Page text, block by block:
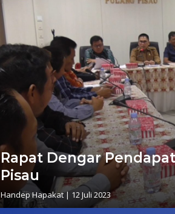
Rapat Dengar
Pisau
Handep Hapakat| 12 Juli 2023